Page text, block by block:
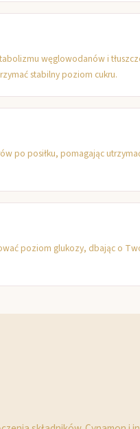
węglowodanów i
stabilny poziom cukru.
po posiłku, pomagając
poziom glukozy, dbając o